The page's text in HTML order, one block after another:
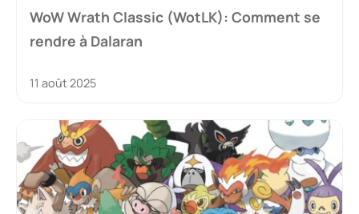
WoW Wrath Classic (WotLK): Comment se
rendre à Dalaran
11 août 2025